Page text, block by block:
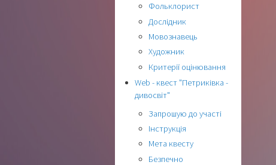
Фольклорист
Дослідник
Мовознавець
Художник
Критерії оцінювання
Web - квест "Петриківка -
дивосвіт"
Запрошую до участі
Інструкція
Мета квесту
Безпечно